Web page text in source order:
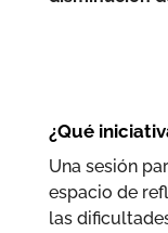
¿Qué
Una sesión
espacio de
las